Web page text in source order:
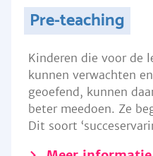
Pre-teaching
Kinderen die voor de
kunnen verwachten
geoefend, kunnen
beter meedoen. Ze
Dit soort